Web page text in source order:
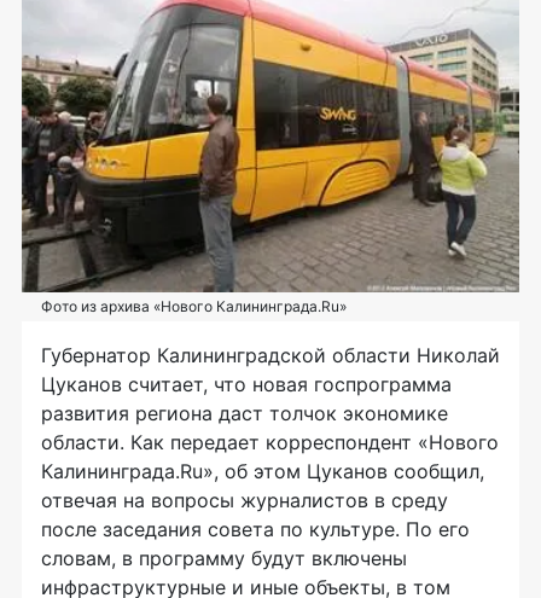
Фото из архива «Нового Калининграда.Ru»
Губернатор Калининградской области Николай
Цуканов считает, что новая госпрограмма
развития региона даст толчок экономике
области. Как передает корреспондент «Нового
Калининграда.Ru», об этом Цуканов сообщил,
отвечая на вопросы журналистов в среду
после заседания совета по культуре. По его
словам, в программу будут включены
инфраструктурные и иные объекты, в том